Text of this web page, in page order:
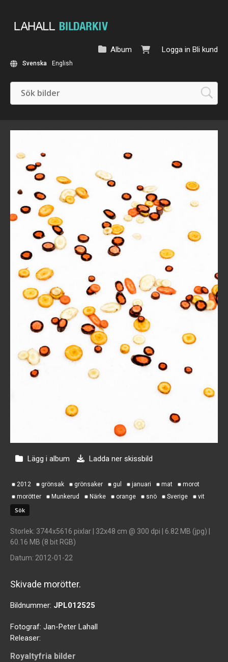
Logga in Bli kund
Album
Svenska English
Lägg i album Ladda ner skissbild
2012 grönsak grönsaker gul januari mat
morot
morötter
Munkerud Närke orange snö Sverige vit
Storlek: 3744x5616 pixlar | 32x48 cm @ 300 dpi | 6.82 MB (jpg) |
60.16 MB (8 bit RGB)
Datum: 2012-01-22
Skivade morötter.
Bildnummer: JPL012525
Fotograf: Jan-Peter Lahall
Releaser:
Royaltyfria bilder